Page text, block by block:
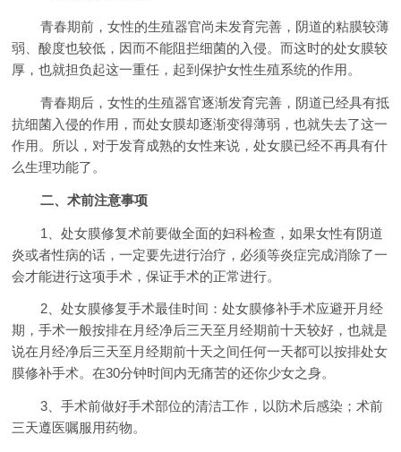
青春期前，女性的生殖器官尚未发育完善，阴道的粘膜较薄
弱、酸度也较低，因而不能阻拦细菌的入侵。而这时的处女膜较
厚，也就担负起这一重任，起到保护女性生殖系统的作用。
青春期后，女性的生殖器官逐渐发育完善，阴道已经具有抵
抗细菌入侵的作用，而处女膜却逐渐变得薄弱，也就失去了这一
作用。所以，对于发育成熟的女性来说，处女膜已经不再具有什
么生理功能了。
二、术前注意事项
1、处女膜修复术前要做全面的妇科检查，如果女性有阴道
炎或者性病的话，一定要先进行治疗，必须等炎症完成消除了一
会才能进行这项手术，保证手术的正常进行。
2、处女膜修复手术最佳时间：处女膜修补手术应避开月经
期，手术一般按排在月经净后三天至月经期前十天较好，也就是
说在月经净后三天至月经期前十天之间任何一天都可以按排处女
膜修补手术。在30分钟时间内无痛苦的还你少女之身。
3、手术前做好手术部位的清洁工作，以防术后感染；术前
三天遵医嘱服用药物。